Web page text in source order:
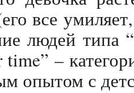
все
людей типа
time” –
опытом с